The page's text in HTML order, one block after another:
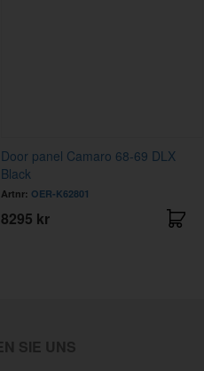
Door panel Camaro 68-69 DLX
Black
Artnr: OER-K62801
8295 kr